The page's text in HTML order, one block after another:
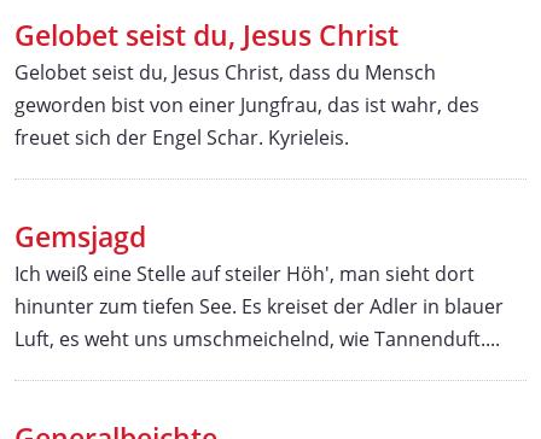
Gelobet seist du, Jesus Christ
Gelobet seist du, Jesus Christ, dass du Mensch
geworden bist von einer Jungfrau, das ist wahr, des
freuet sich der Engel Schar. Kyrieleis.
Gemsjagd
Ich weiß eine Stelle auf steiler Höh', man sieht dort
hinunter zum tiefen See. Es kreiset der Adler in blauer
Luft, es weht uns umschmeichelnd, wie Tannenduft....